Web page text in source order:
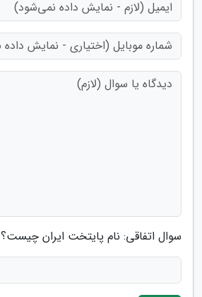
سوال اتفاقی: نام پایتخت ایران چیست؟